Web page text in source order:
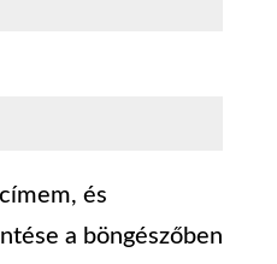
és
a böngészőben